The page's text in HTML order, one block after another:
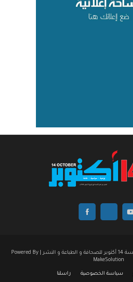
© جميع الحقوق محفوظة لمؤسسة 14 أكتوبر للصحافة و الطباعة و النشر | Powered By
MakeSolution
سياسة الخصوصية راسلنا